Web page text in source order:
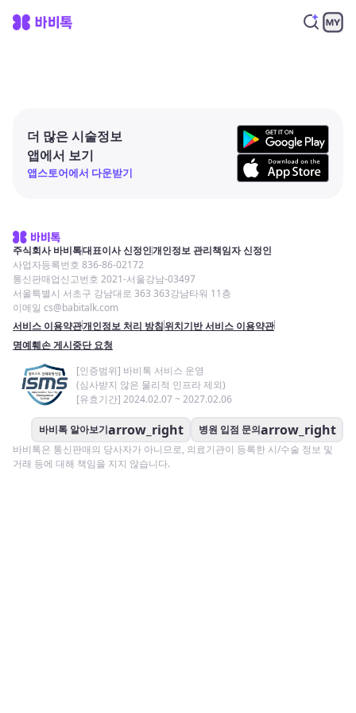
더 많은 시술정보
앱에서 보기
앱스토어에서 다운받기
주식회사 바비톡대표이사 신정인개인정보 관리책임자 신정인
사업자등록번호 836-86-02172
통신판매업신고번호 2021-서울강남-03497
서울특별시 서초구 강남대로 363 363강남타워 11층
이메일 cs@babitalk.com
서비스 이용약관개인정보 처리 방침위치기반 서비스 이용약관
명예훼손 게시중단 요청
[인증범위] 바비톡 서비스 운영
(심사받지 않은 물리적 인프라 제외)
[유효기간] 2024.02.07 ~ 2027.02.06
바비톡 알아보기arrow_right 병원 입점 문의arrow_right
바비톡은 통신판매의 당사자가 아니므로, 의료기관이 등록한 시/수술 정보 및
거래 등에 대해 책임을 지지 않습니다.